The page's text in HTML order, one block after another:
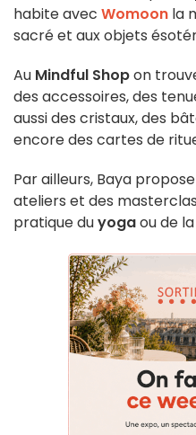
habite avec Womoon la
sacré et aux objets
Au Mindful Shopon
des accessoires, des
aussi des cristaux, des
encore des cartes de
Par ailleurs, Baya
ateliers et des
pratique duyogaou de la